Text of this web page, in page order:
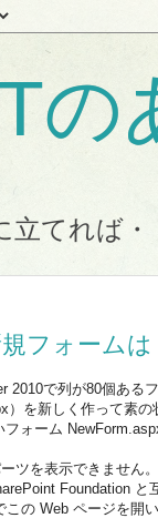
の
立てれば・
フォーム
2010で列が80個ある
）を新しく作って素の
ォーム
ツを表示できません
Foundation と
この Web ページを開